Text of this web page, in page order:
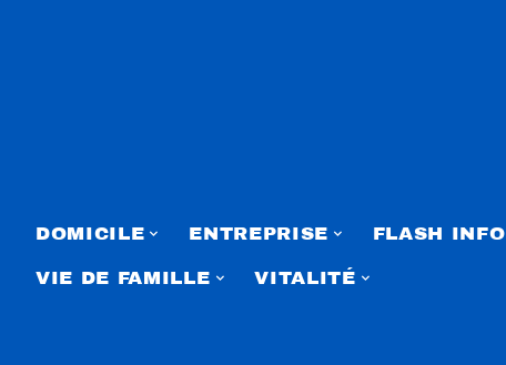
DOMICILE ENTREPRISE FLASH INFO
VIE DE FAMILLE VITALITÉ